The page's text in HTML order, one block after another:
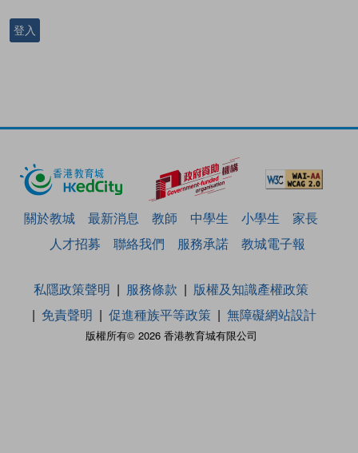
登入
關於教城 最新消息 教師 中學生 小學生
家長
人才招募
聯絡我們 服務承諾 教城電子報
版權所有© 2026 香港教育城有限公司
私隱政策聲明 服務條款
版權及知識產權政策
免責聲明
促進種族平等政策 無障礙網站設計